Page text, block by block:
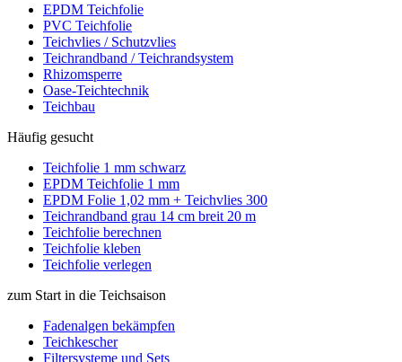
EPDM Teichfolie
PVC Teichfolie
Teichvlies / Schutzvlies
Teichrandband / Teichrandsystem
Rhizomsperre
Oase-Teichtechnik
Teichbau
Häufig gesucht
Teichfolie 1 mm schwarz
EPDM Teichfolie 1 mm
EPDM Folie 1,02 mm + Teichvlies 300
Teichrandband grau 14 cm breit 20 m
Teichfolie berechnen
Teichfolie kleben
Teichfolie verlegen
zum Start in die Teichsaison
Fadenalgen bekämpfen
Teichkescher
Filtersysteme und Sets